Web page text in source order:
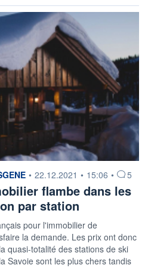
• 22.12.2021 • 15:06 • 5
flambe dans les
par station
pour l'immobilier de
la demande. Les prix ont donc
quasi-totalité des stations de ski
Savoie sont les plus chers tandis